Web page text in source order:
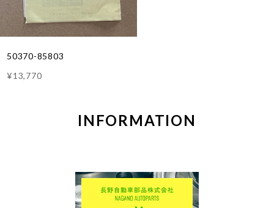
50370-85803
¥13,770
INFORMATION